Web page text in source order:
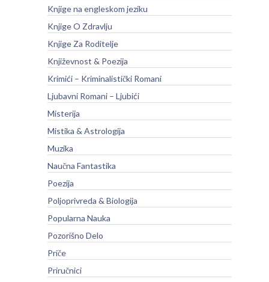
Knjige na engleskom jeziku
Knjige O Zdravlju
Knjige Za Roditelje
Književnost & Poezija
Krimići – Kriminalistički Romani
Ljubavni Romani – Ljubići
Misterija
Mistika & Astrologija
Muzika
Naučna Fantastika
Poezija
Poljoprivreda & Biologija
Popularna Nauka
Pozorišno Delo
Priče
Priručnici